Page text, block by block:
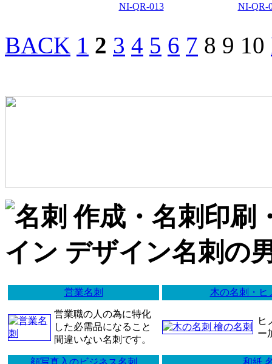
NI-QR-013 NI-QR-
BACK 1 2 3 4 5 6 7 8 9 10
営業名刺 木の名刺・ヒ
営業職の人の為に特化
した必需品になること
間違いない名刺です。
ヒ
ー